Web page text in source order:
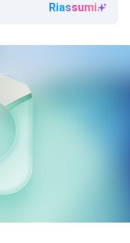
Riassumi